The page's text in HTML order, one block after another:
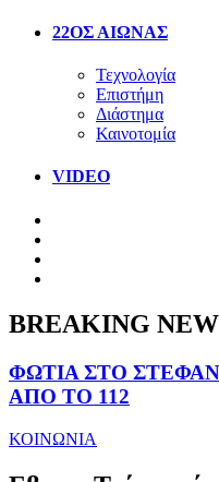
22ΟΣ ΑΙΩΝΑΣ
Τεχνολογία
Επιστήμη
Διάστημα
Καινοτομία
VIDEO
BREAKING
ΦΩΤΙΑ ΣΤΟ
ΑΠΟ ΤΟ 112
ΚΟΙΝΩΝΙΑ